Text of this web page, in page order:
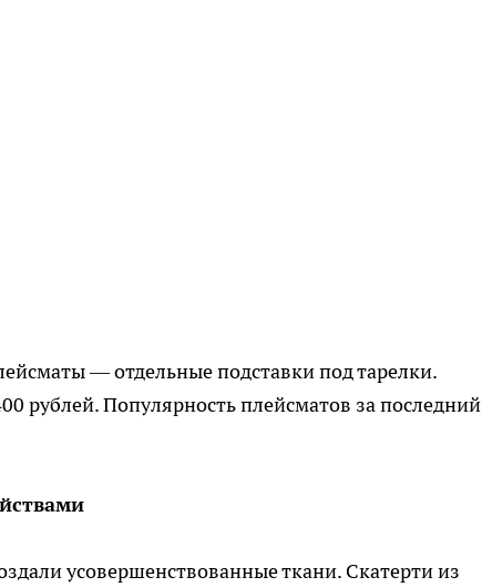
— отдельные подставки под тарелки.
рублей. Популярность плейсматов за последний
усовершенствованные ткани. Скатерти из